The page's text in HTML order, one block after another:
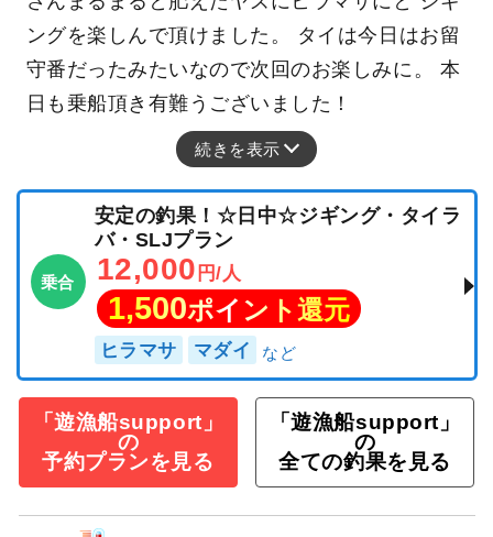
ングを楽しんで頂けました。 タイは今日はお留
守番だったみたいなので次回のお楽しみに。 本
日も乗船頂き有難うございました！
続きを表示
乗合
安定の釣果！☆日中☆ジギング・タイラ
バ・SLJプラン
12,000 円/人
1,500ポイント還元
ヒラマサ マダイ
「遊漁船support」
の
予約プランを見る
「遊漁船support」
の
全ての釣果を見る